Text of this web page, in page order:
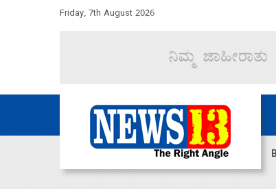
Friday, 7th August 2026
ಸದನ ನಡೆಸಲು ಬಿಡೆವು: ಛಲವಾದಿ